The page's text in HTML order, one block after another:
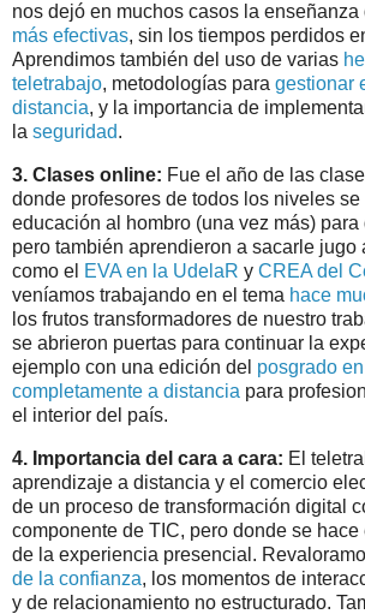
nos dejó en muchos casos la enseñanza
más efectivas, sin los tiempos perdidos
Aprendimos también del uso de varias
teletrabajo, metodologías para gestionar
distancia, y la importancia de
la seguridad.
3. Clases online: Fue el año de las
donde profesores de todos los niveles
educación al hombro (una vez más)
pero también aprendieron a sacarle jugo
como el EVA en la UdelaR y CREA del
veníamos trabajando en el tema hace
los frutos transformadores de nuestro
se abrieron puertas para continuar la
ejemplo con una edición del posgrado
completamente a distancia para
el interior del país.
4. Importancia del cara a cara: El
aprendizaje a distancia y el comercio
de un proceso de transformación digital
componente de TIC, pero donde se
de la experiencia presencial.
de la confianza, los momentos de
y de relacionamiento no estructurado.